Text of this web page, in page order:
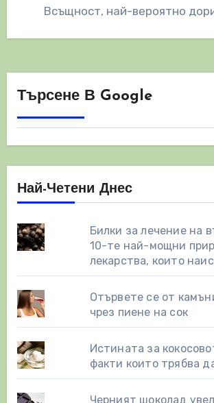
Всъщност, най-вероятно
Търсене В Google
Най-Четени Днес
Билки за лечение на
10-те най-мощни
лекарства, които
Отървете се от
чрез пиене на сок
Истината за
факти които трябва
Черният шоколад